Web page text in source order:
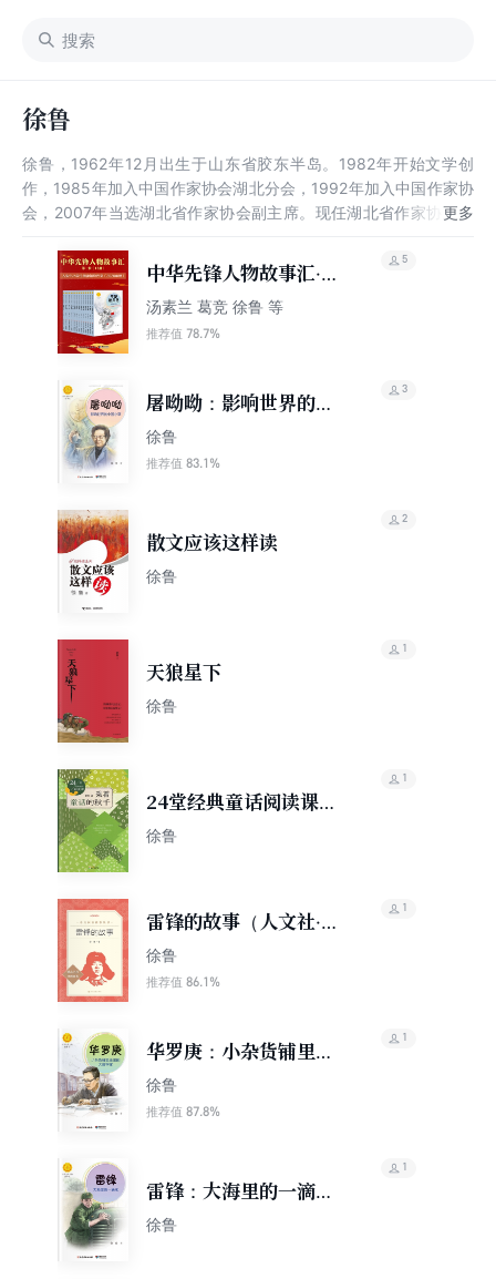
徐鲁
徐鲁，1962年12月出生于山东省胶东半岛。1982年开始文学创
作，1985年加入中国作家协会湖北分会，1992年加入中国作家协
会，2007年当选湖北省作家协会副主席。现任湖北省作家协会副
430077武汉市武昌区东湖路175号湖北省中华文化促进会）。此
外还担任北京“冰心奖”评委会副主席，中华文化促进会理事，湖北
省中华文化促进会《文化湖北》主编。 2018年12月，所著《红菊
与红菱》荣获第二届“罗峰奖”全国非虚构散文大赛二等奖。
中华先锋人物故事汇·第
一辑（15册）
汤素兰 葛竞 徐鲁 等
推荐值 78.7%
5
屠呦呦：影响世界的中
国小草（中华先锋人物
故事汇）
徐鲁
推荐值 83.1%
3
散文应该这样读
徐鲁
2
天狼星下
徐鲁
1
24堂经典童话阅读课：
乘着童话的秋千
徐鲁
1
雷锋的故事（人文社·语
文阅读推荐丛书）
徐鲁
推荐值 86.1%
1
华罗庚：小杂货铺里走
出的大数学家（中华先
锋人物故事汇）
徐鲁
推荐值 87.8%
1
雷锋：大海里的一滴水
（中华先锋人物故事
徐鲁
1